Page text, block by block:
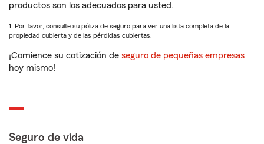
productos son los adecuados para usted.
1. Por favor, consulte su póliza de seguro para ver una lista completa de la
propiedad cubierta y de las pérdidas cubiertas.
¡Comience su cotización de seguro de pequeñas empresas
hoy mismo!
Seguro de vida